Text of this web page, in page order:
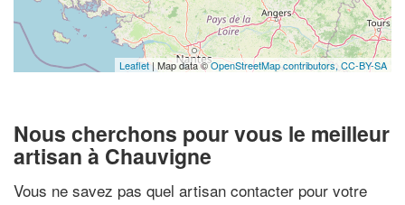
Leaflet| Map data ©OpenStreetMap contributors, CC-BY-SA
Nous cherchons pour vous le meilleur
artisan à Chauvigne
Vous ne savez pas quel artisan contacter pour votre